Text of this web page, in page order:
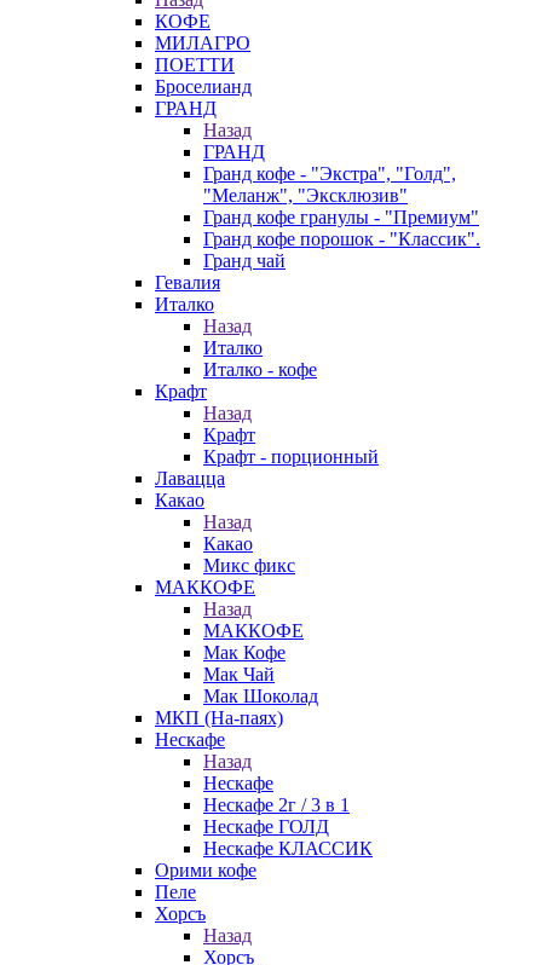
КОФЕ
МИЛАГРО
ПОЕТТИ
Броселианд
ГРАНД
Назад
ГРАНД
Гранд кофе - "Экстра", "Голд",
"Меланж", "Эксклюзив"
Гранд кофе гранулы - "Премиум"
Гранд кофе порошок - "Классик".
Гранд чай
Гевалия
Италко
Назад
Италко
Италко - кофе
Крафт
Назад
Крафт
Крафт - порционный
Лавацца
Какао
Назад
Какао
Микс фикс
МАККОФЕ
Назад
МАККОФЕ
Мак Кофе
Мак Чай
Мак Шоколад
МКП (На-паях)
Нескафе
Назад
Нескафе
Нескафе 2г / 3 в 1
Нескафе ГОЛД
Нескафе КЛАССИК
Орими кофе
Пеле
Хорсъ
Назад
Хорсъ